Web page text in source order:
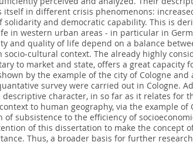
in different crisis phenomenons:
solidarity and democratic capability. This is
in western urban areas - in particular in
and quality of life depend on a balance
cultural context. The already highly
to market and state, offers a great
by the example of the city of Cologne
survey were carried out in Cologne.
character, in so far as it relates for
to human geography, via the example
subsistence to the efficiency of
of this dissertation to make the
Thus, a broader basis for further